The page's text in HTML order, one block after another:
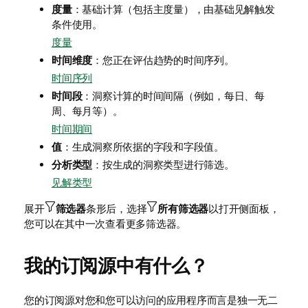
度量：基础计算（包括主度量），由基础见解触发
条件使用。
度量
时间维度 ：您正在评估趋势的时间序列。
时间序列
时间段：洞察计算的时间间隔（例如，每日、每
周、每月等）。
时间期间
值：生成洞察所依据的字段和字段值。
分析类型 ：按生成的洞察类型进行筛选。
见解类型
展开
筛选器条形后，选择 所有筛选器以打开侧面板，
您可以在其中一次查看更多筛选器。
我的订阅源中有什么？
您的订阅源对您和您可以访问的应用程序而言是独一无二